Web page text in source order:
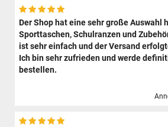
Der Shop hat eine sehr große Auswahl
Sporttaschen, Schulranzen und
ist sehr einfach und der Versand
Ich bin sehr zufrieden und werde
bestellen.